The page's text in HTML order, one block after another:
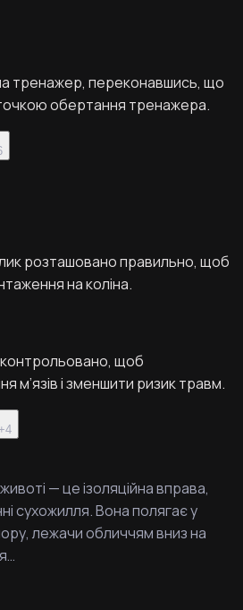
тренажер, переконавшись, що
точкою обертання тренажера.
розташовано правильно, щоб
на коліна.
контрольовано, щоб
м’язів і зменшити ризик травм.
4
— це ізоляційна вправа,
сухожилля. Вона полягає у
лежачи обличчям вниз на